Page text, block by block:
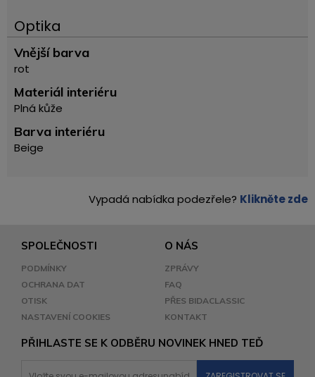
Optika
Vnější barva
rot
Materiál interiéru
Plná kůže
Barva interiéru
Beige
Vypadá nabídka podezřele? Klikněte zde
SPOLEČNOSTI
PODMÍNKY
OCHRANA DAT
OTISK
NASTAVENÍ COOKIES
O NÁS
ZPRÁVY
FAQ
PŘES BIDACLASSIC
KONTAKT
PŘIHLASTE SE K ODBĚRU NOVINEK HNED TEĎ